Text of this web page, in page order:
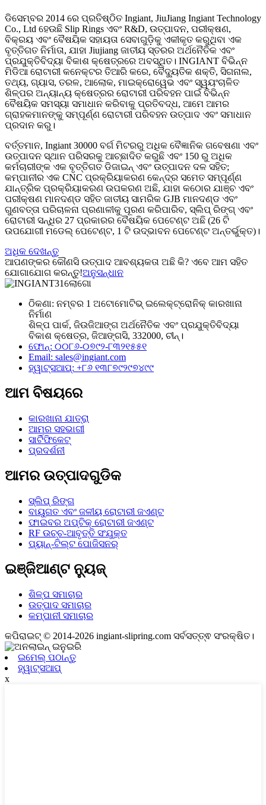
ଡିସେମ୍ବର 2014 ରେ ପ୍ରତିଷ୍ଠିତ Ingiant, JiuJiang Ingiant Technology
Co., Ltd ହେଉଛି Slip Rings ଏବଂ R&D, ଉତ୍ପାଦନ, ପରୀକ୍ଷଣ,
ବିକ୍ରୟ ଏବଂ ବୈଷୟିକ ସହାୟତା ସେବାଗୁଡ଼ିକୁ ଏକୀକୃତ କରୁଥିବା ଏକ
ବୃତ୍ତିଗତ ନିର୍ମାତା, ଯାହା Jiujiang ଜାତୀୟ ସ୍ତରର ଅର୍ଥନୈତିକ ଏବଂ
ପ୍ରଯୁକ୍ତିବିଦ୍ୟା ବିକାଶ କ୍ଷେତ୍ରରେ ଅବସ୍ଥିତ। INGIANT ବିଭିନ୍ନ
ମିଡିଆ ରୋଟାରୀ କନେକ୍ଟର ତିଆରି କରେ, ବୈଦ୍ୟୁତିକ ଶକ୍ତି, ସିଗନାଲ,
ତଥ୍ୟ, ଗ୍ୟାସ, ତରଳ, ଆଲୋକ, ମାଇକ୍ରୋୱେଭ ଏବଂ ସ୍ୱୟଂଚାଳିତ
ଶିଳ୍ପର ଅନ୍ୟାନ୍ୟ କ୍ଷେତ୍ରର ରୋଟାରୀ ପରିବହନ ପାଇଁ ବିଭିନ୍ନ
ବୈଷୟିକ ସମସ୍ୟା ସମାଧାନ କରିବାକୁ ପ୍ରତିବଦ୍ଧ, ଆମେ ଆମର
ଗ୍ରାହକମାନଙ୍କୁ ସମ୍ପୂର୍ଣ୍ଣ ରୋଟାରୀ ପରିବହନ ଉତ୍ପାଦ ଏବଂ ସମାଧାନ
ପ୍ରଦାନ କରୁ।
ବର୍ତ୍ତମାନ, Ingiant 30000 ବର୍ଗ ମିଟରରୁ ଅଧିକ ବୈଜ୍ଞାନିକ ଗବେଷଣା ଏବଂ
ଉତ୍ପାଦନ ସ୍ଥାନ ପରିସରକୁ ଆଚ୍ଛାଦିତ କରୁଛି ଏବଂ 150 ରୁ ଅଧିକ
କର୍ମଚାରୀଙ୍କ ଏକ ବୃତ୍ତିଗତ ଡିଜାଇନ୍ ଏବଂ ଉତ୍ପାଦନ ଦଳ ସହିତ;
କମ୍ପାନୀର ଏକ CNC ପ୍ରକ୍ରିୟାକରଣ କେନ୍ଦ୍ର ସମେତ ସମ୍ପୂର୍ଣ୍ଣ
ଯାନ୍ତ୍ରିକ ପ୍ରକ୍ରିୟାକରଣ ଉପକରଣ ଅଛି, ଯାହା କଠୋର ଯାଞ୍ଚ ଏବଂ
ପରୀକ୍ଷଣ ମାନଦଣ୍ଡ ସହିତ ଜାତୀୟ ସାମରିକ GJB ମାନଦଣ୍ଡ ଏବଂ
ଗୁଣବତ୍ତା ପରିଚାଳନା ପ୍ରଣାଳୀକୁ ପୂରଣ କରିପାରିବ, ସ୍ଲିପ୍ ରିଙ୍ଗ୍ ଏବଂ
ରୋଟାରୀ ସନ୍ଧିର 27 ପ୍ରକାରର ବୈଷୟିକ ପେଟେଣ୍ଟ ଅଛି (26 ଟି
ଉପଯୋଗୀ ମଡେଲ୍ ପେଟେଣ୍ଟ, 1 ଟି ଉଦ୍ଭାବନ ପେଟେଣ୍ଟ ଅନ୍ତର୍ଭୁକ୍ତ)।
ଅଧିକ ଦେଖନ୍ତୁ
ଆପଣଙ୍କର କୌଣସି ଉତ୍ପାଦ ଆବଶ୍ୟକତା ଅଛି କି? ଏବେ ଆମ ସହିତ
ଯୋଗାଯୋଗ କରନ୍ତୁ!ଅନୁସନ୍ଧାନ
ଠିକଣା: ନମ୍ବର 1 ଅଟୋମୋଟିଭ୍ ଇଲେକ୍ଟ୍ରୋନିକ୍ କାରଖାନା
ନିର୍ମାଣ
ଶିଳ୍ପ ପାର୍କ, ଜିଉଜିଆଙ୍ଗ ଅର୍ଥନୈତିକ ଏବଂ ପ୍ରଯୁକ୍ତିବିଦ୍ୟା
ବିକାଶ କ୍ଷେତ୍ର, ଜିଆଙ୍ଗସି, 332000, ଚୀନ୍।
ଫୋନ୍: ୦୦୮୬-୦୭୯୨-୮୩୨୧୫୫୧
Email: sales@ingiant.com
ହ୍ୱାଟ୍ସଆପ୍: +୮୬ ୧୩୮୭୯୨୯୭୪୯୯
ଆମ ବିଷୟରେ
କାରଖାନା ଯାତ୍ରା
ଆମର ସହଭାଗୀ
ସାର୍ଟିଫିକେଟ୍
ପ୍ରଦର୍ଶନୀ
ଆମର ଉତ୍ପାଦଗୁଡିକ
ସ୍ଲିପ୍ ରିଙ୍ଗ
ବାୟୁଗତ ଏବଂ ଜଳୀୟ ରୋଟାରୀ ଜଏଣ୍ଟ
ଫାଇବର ଅପ୍ଟିକ୍ ରୋଟାରୀ ଜଏଣ୍ଟ
RF ଉଚ୍ଚ-ଆବୃତ୍ତି ସଂଯୁକ୍ତ
ପ୍ୟାନ୍-ଟିଲ୍ଟ ପୋଜିସନର୍
ଇଞ୍ଜିଆଣ୍ଟ ନ୍ୟୁଜ୍
ଶିଳ୍ପ ସମାଚାର
ଉତ୍ପାଦ ସମାଚାର
କମ୍ପାନୀ ସମାଚାର
କପିରାଇଟ୍ © 2014-2026 ingiant-slipring.com ସର୍ବସତ୍ତ୍ଵ ସଂରକ୍ଷିତ।
ଇମେଲ୍ ପଠାନ୍ତୁ
ହ୍ୱାଟ୍ସଆପ୍
x